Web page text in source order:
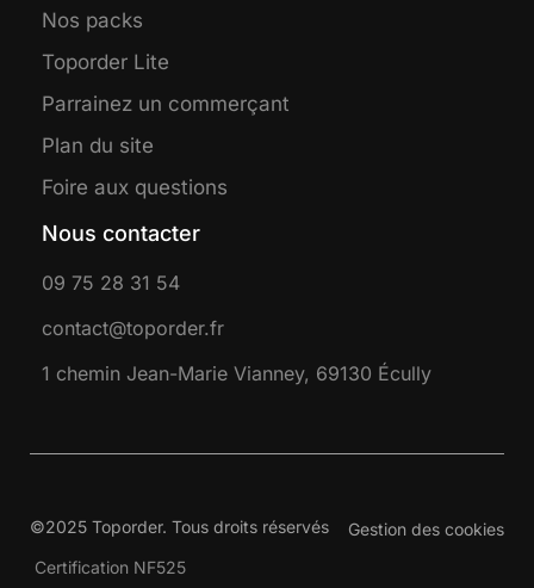
Nos packs
Toporder Lite
Parrainez un commerçant
Plan du site
Foire aux questions
Nous contacter
09 75 28 31 54
contact@toporder.fr
1 chemin Jean-Marie Vianney, 69130 Écully
©2025 Toporder. Tous droits réservés
Gestion des cookies
Certification NF525